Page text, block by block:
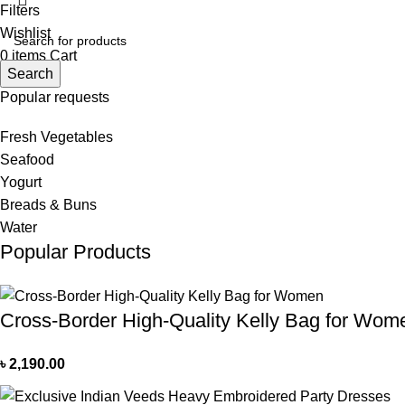
Search
Popular requests
Fresh Vegetables
Seafood
Yogurt
Breads & Buns
Water
Popular Products
Cross-Border High-Quality Kelly Bag for
৳2,190.00
Filters
Wishlist
0 items Cart